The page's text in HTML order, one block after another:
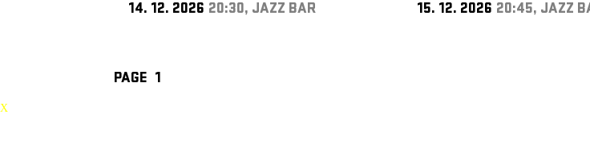
14. 12. 2026 20:30, JAZZ BAR 15. 12. 2026 20:45, JAZZ
PAGE 1
X